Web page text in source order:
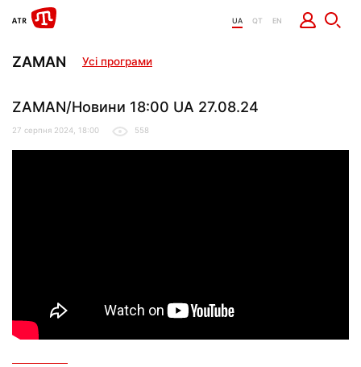
UA QT EN
ZAMAN Усі програми
ZAMAN/Новини 18:00 UA 27.08.24
27 серпня 2024, 18:00 558